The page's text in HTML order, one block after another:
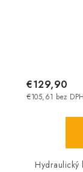
€105,61 bez DPH
€129,90
Hydraulický